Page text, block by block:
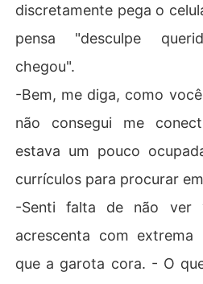
discretamente pega o
pensa "desculpe
chegou".
-Bem, me diga, como
não consegui me
estava um pouco
currículos para procurar
-Senti falta de não ver
acrescenta com extrema
que a garota cora. - O